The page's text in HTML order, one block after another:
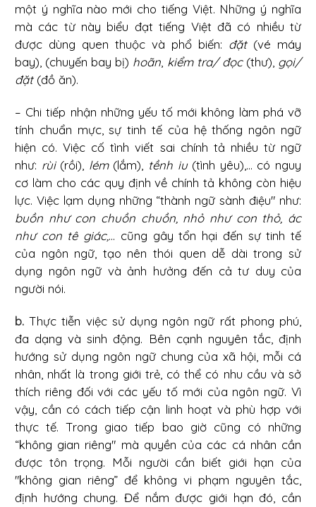
một ý nghĩa nào mới cho tiếng Việt. Những ý nghĩa
mà các từ này biểu đạt tiếng Việt đã có nhiều từ
được dùng quen thuộc và phổ biến: đặt (vé máy
bay), (chuyến bay bị) hoãn, kiểm tra/ đọc(thư), gọi/
đặt(đồ ăn).
– Chi tiếp nhận những yếu tố mới không làm phá vỡ
tính chuẩn mực, sự tinh tế của hệ thống ngôn ngữ
hiện có. Việc cố tình viết sai chính tả nhiều từ ngữ
như: rùi (rồi), lém(lắm), tềnh iu(tình yêu),... có nguy
cơ làm cho các quy định về chính tả không còn hiệu
lực. Việc lạm dụng những “thành ngữ sành điệu" như:
buồn như con chuồn chuồn, nhỏ như con thỏ, ác
như con tê giác,... cũng gây tổn hại đến sự tinh tế
của ngôn ngữ, tạo nên thói quen dễ dài trong sử
dụng ngôn ngữ và ảnh hưởng đến cả tư duy của
người nói.
b.Thực tiễn việc sử dụng ngôn ngữ rất phong phú,
đa dạng và sinh động. Bên cạnh nguyên tắc, định
hướng sử dụng ngôn ngữ chung của xã hội, mỗi cá
nhân, nhất là trong giới trẻ, có thể có nhu cầu và sở
thích riêng đối với các yếu tố mới của ngôn ngữ. Vì
vậy, cần có cách tiếp cận linh hoạt và phù hợp với
thực tế. Trong giao tiếp bao giờ cũng có những
“không gian riêng" mà quyền của các cá nhân cần
được tôn trọng. Mỗi người cần biết giới hạn của
"không gian riêng” để không vi phạm nguyên tắc,
định hướng chung. Để nắm được giới hạn đó, cần